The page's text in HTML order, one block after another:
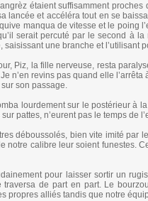
étaient suffisamment
lancée et accéléra tout en se
manqua de vitesse et le poing
serait percuté par le second à
saisissant une branche et
Piz, la fille nerveuse, resta
n’en revins pas quand elle
son passage.
lourdement sur le postérieur à
pattes, n’eurent pas le temps de
déboussolés, bien vite imité par
notre calibre leur soient funestes.
pour laisser sortir un
de part en part. Le
propres alliés tandis que notre